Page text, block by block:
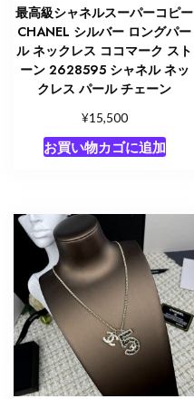
最高級シャネルスーパーコピー
CHANEL シルバー ロングパー
ル ネックレス ココマーク スト
ーン 2628595 シャネル ネッ
クレス パール チェーン
¥15,500
お買い物カゴに追加